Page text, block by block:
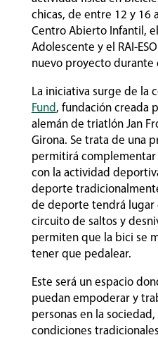
chicas, de entre 12 y 16
Centro Abierto Infantil,
Adolescente y el RAI-
nuevo proyecto durante
La iniciativa surge de la
Fund , fundación creada
alemán de triatlón Jan
Girona. Se trata de una
permitirá complementar
con la actividad
deporte
de deporte tendrá lugar
circuito de saltos y
permiten que la bici se
tener que pedalear.
Este será un espacio
puedan empoderar y
personas en la
condiciones